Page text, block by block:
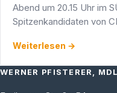
Abend um 20.15 Uhr im
Spitzenkandidaten von
eine Stunde …
Weiterlesen →
WERNER PFISTERER,